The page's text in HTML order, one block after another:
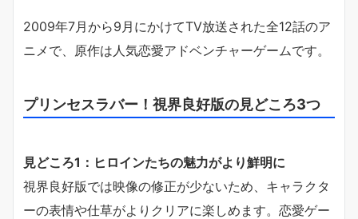
2009年7月から9月にかけてTV放送された全12話のア
ニメで、原作は人気恋愛アドベンチャーゲームです。
プリンセスラバー！視界良好版の見どころ3つ
見どころ1：ヒロインたちの魅力がより鮮明に
視界良好版では映像の修正が少ないため、キャラクタ
ーの表情や仕草がよりクリアに楽しめます。恋愛ゲー